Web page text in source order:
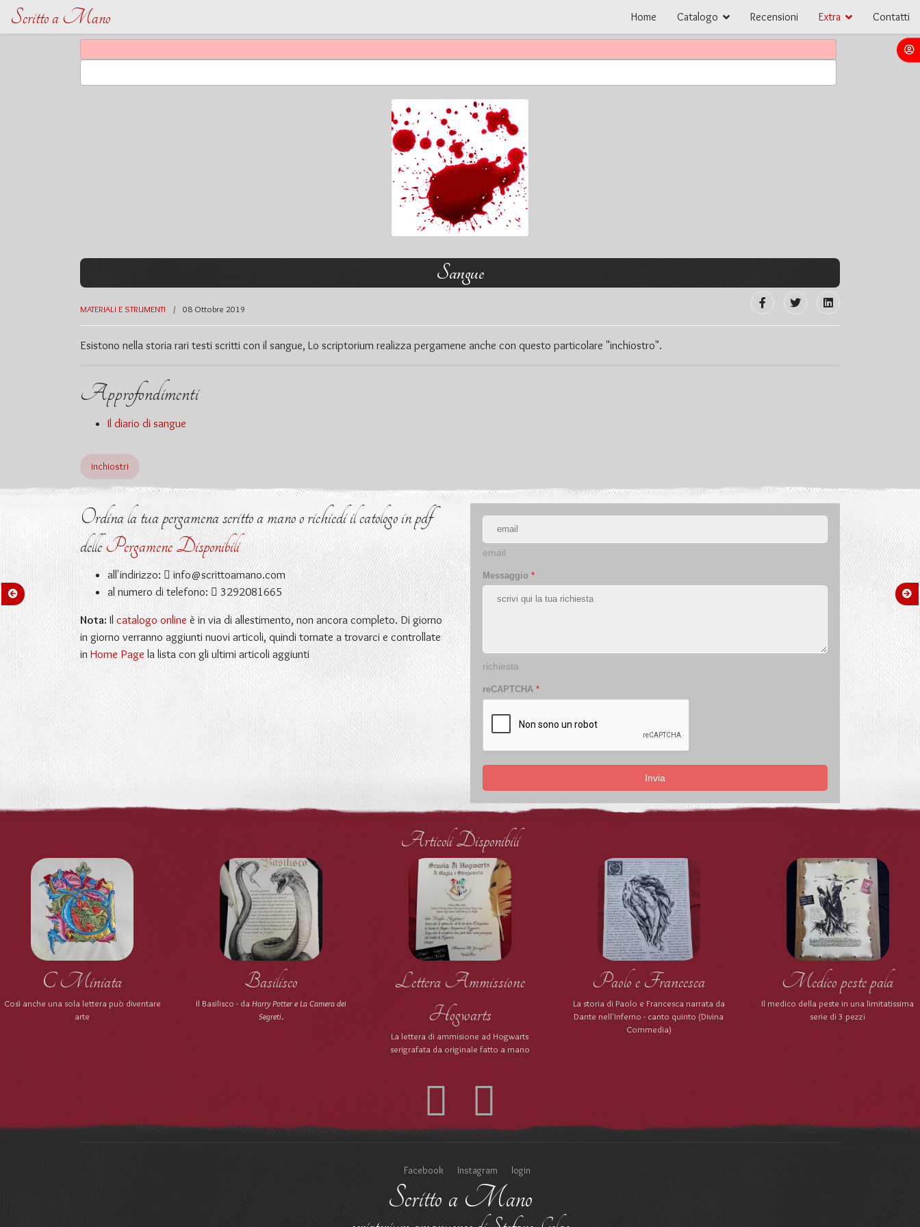
Scritto a Mano Home Catalogo Recensioni Extra Contatti
Sangue
MATERIALI E STRUMENTI 08 Ottobre 2019
Esistono nella storia rari testi scritti con il sangue, Lo scriptorium realizza pergamene anche con questo particolare "inchiostro".
Approfondimenti
Il diario di sangue
inchiostri
Ordina la tua pergamena scritto a mano o richiedi il catologo in pdf
dellePergamene Disponibili
all'indirizzo:
info@scrittoamano.com
al numero di telefono:
3292081665
Nota: Il catalogo online è in via di allestimento, non ancora completo. Di giorno
in giorno verranno aggiunti nuovi articoli, quindi tornate a trovarci e controllate
in Home Page la lista con gli ultimi articoli aggiunti
email
Messaggio *
richiesta
reCAPTCHA *
Invia
Articoli Disponibili
C Miniata
Così anche una sola lettera può diventare
arte
Basilisco
Il Basilisco - daHarry Potter e La Camera dei
Segreti.
Lettera Ammissione
Hogwarts
La lettera di ammisione ad Hogwarts
serigrafata da originale fatto a mano
Paolo e Francesca
La storia di Paolo e Francesca narrata da
Dante nell'Inferno - canto quinto (Divina
Commedia)
Medico peste pala
Il medico della peste in una limitatissima
serie di 3 pezzi
Facebook Instagram login
Scritto a Mano